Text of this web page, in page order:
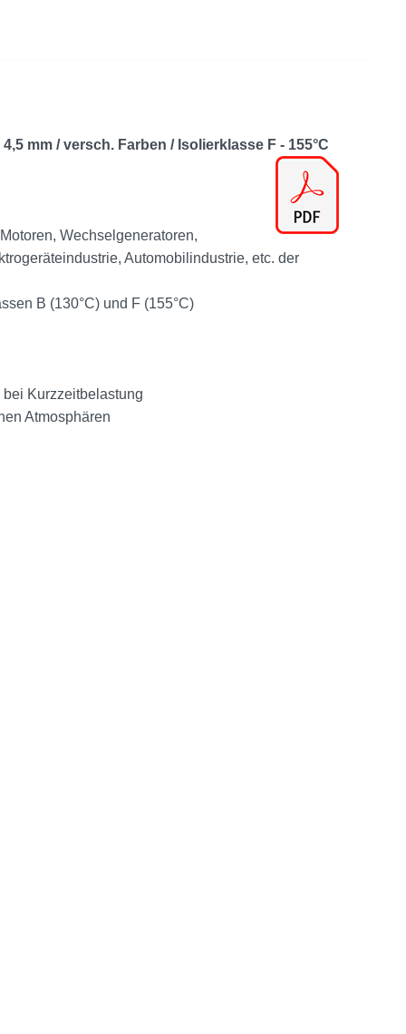
mm / versch. Farben / Isolierklasse F - 155°C
Wechselgeneratoren,
Automobilindustrie, etc. der
B (130°C) und F (155°C)
Kurzzeitbelastung
Atmosphären